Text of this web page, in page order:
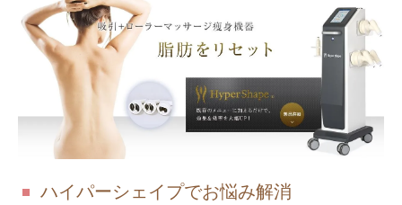
ハイパーシェイプでお悩み解消